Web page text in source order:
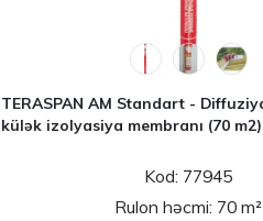
TERASPAN AM Standart - Diffuziyalı iki qat su və
külək izolyasiya membranı (70 m2)
Kod: 77945
Rulon həcmi: 70 m²